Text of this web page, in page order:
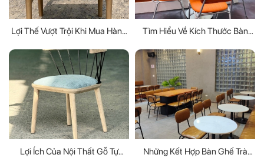
Lợi Thế Vượt Trội Khi Mua Hàng
Đồ Gỗ Nội Thất
Tìm Hiểu Về Kích Thước Bàn
Lợi Ích Của Nội Thất Gỗ Tự
Những Kết Hợp Bàn Ghế Trà